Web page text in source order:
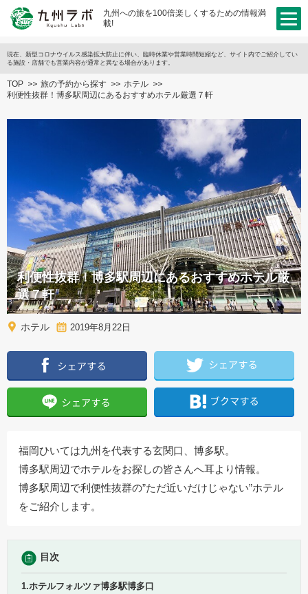
九州への旅を100倍楽しくするための情報満
載!
現在、新型コロナウイルス感染拡大防止に伴い、臨時休業や営業時間短縮など、サイト内でご紹介してい
る施設・店舗でも営業内容が通常と異なる場合があります。
TOP 旅の予約から探す
ホテル
利便性抜群！博多駅周辺にあるおすすめホテル厳選７軒
利便性抜群！博多駅周辺にあるおすすめホテル厳
選７軒
ホテル 2019年8月22日
福岡ひいては九州を代表する玄関口、博多駅。
博多駅周辺でホテルをお探しの皆さんへ耳より情報。
博多駅周辺で利便性抜群の”ただ近いだけじゃない”ホテル
をご紹介します。
目次
1.ホテルフォルツァ博多駅博多口